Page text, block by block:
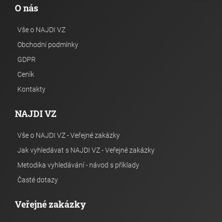
O nás
Vše o NAJDI VZ
Obchodní podmínky
GDPR
Ceník
Kontakty
NAJDI VZ
Vše o NAJDI VZ - Veřejné zakázky
Jak vyhledávat s NAJDI VZ - Veřejné zakázky
Metodika vyhledávání - návod s příklady
Časté dotazy
Veřejné zakázky